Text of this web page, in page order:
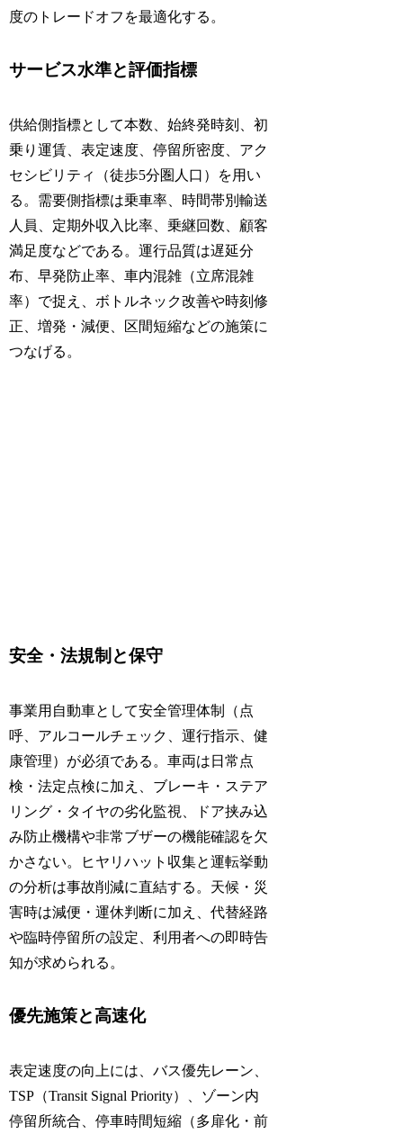
度のトレードオフを最適化する。
サービス水準と評価指標
供給側指標として本数、始終発時刻、初
乗り運賃、表定速度、停留所密度、アク
セシビリティ（徒歩5分圏人口）を用い
る。需要側指標は乗車率、時間帯別輸送
人員、定期外収入比率、乗継回数、顧客
満足度などである。運行品質は遅延分
布、早発防止率、車内混雑（立席混雑
率）で捉え、ボトルネック改善や時刻修
正、増発・減便、区間短縮などの施策に
つなげる。
安全・法規制と保守
事業用自動車として安全管理体制（点
呼、アルコールチェック、運行指示、健
康管理）が必須である。車両は日常点
検・法定点検に加え、ブレーキ・ステア
リング・タイヤの劣化監視、ドア挟み込
み防止機構や非常ブザーの機能確認を欠
かさない。ヒヤリハット収集と運転挙動
の分析は事故削減に直結する。天候・災
害時は減便・運休判断に加え、代替経路
や臨時停留所の設定、利用者への即時告
知が求められる。
優先施策と高速化
表定速度の向上には、バス優先レーン、
TSP（Transit Signal Priority）、ゾーン内
停留所統合、停車時間短縮（多扉化・前